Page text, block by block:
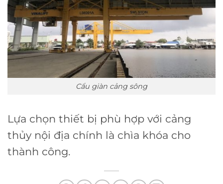
Cẩu giàn cảng sông
Lựa chọn thiết bị phù hợp với cảng
thủy nội địa chính là chìa khóa cho
thành công.